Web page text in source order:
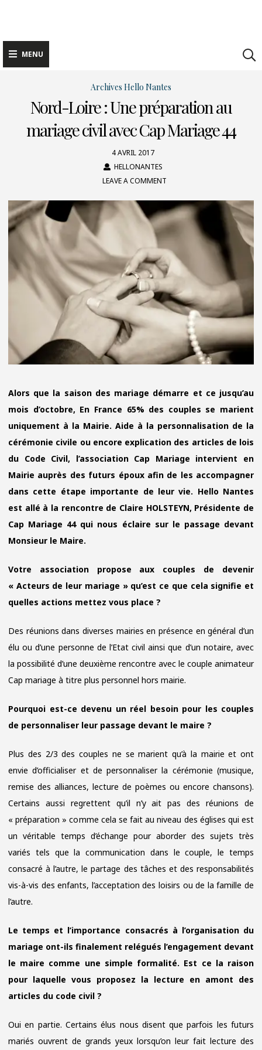
content
MENU
Archives Hello Nantes
Nord-Loire : Une préparation au
mariage civil avec Cap Mariage 44
4 AVRIL 2017
HELLONANTES
LEAVE A COMMENT
LOIRE
:
UNE
PRÉPARATION
AU
MARIAGE
CIVIL
AVEC
MARIAGE
Alors que la saison des mariage démarre et ce jusqu’au
mois d’octobre, En France 65% des couples se marient
uniquement à la Mairie. Aide à la personnalisation de la
cérémonie civile ou encore explication des articles de lois
du Code Civil, l’association Cap Mariage intervient en
Mairie auprès des futurs époux afin de les accompagner
dans cette étape importante de leur vie. Hello Nantes
est allé à la rencontre de Claire HOLSTEYN, Présidente de
Cap Mariage 44 qui nous éclaire sur le passage devant
Monsieur le Maire.
Votre association propose aux couples de devenir
« Acteurs de leur mariage » qu’est ce que cela signifie et
quelles actions mettez vous place ?
Des réunions dans diverses mairies en présence en général d’un
élu ou d’une personne de l’Etat civil ainsi que d’un notaire, avec
la possibilité d’une deuxième rencontre avec le couple animateur
Cap mariage à titre plus personnel hors mairie.
Pourquoi est-ce devenu un réel besoin pour les couples
de personnaliser leur passage devant le maire ?
Plus des 2/3 des couples ne se marient qu’à la mairie et ont
envie d’officialiser et de personnaliser la cérémonie (musique,
remise des alliances, lecture de poèmes ou encore chansons).
Certains aussi regrettent qu’il n’y ait pas des réunions de
« préparation » comme cela se fait au niveau des églises qui est
un véritable temps d’échange pour aborder des sujets très
variés tels que la communication dans le couple, le temps
consacré à l’autre, le partage des tâches et des responsabilités
vis-à-vis des enfants, l’acceptation des loisirs ou de la famille de
l’autre.
Le temps et l’importance consacrés à l’organisation du
mariage ont-ils finalement relégués l’engagement devant
le maire comme une simple formalité. Est ce la raison
pour laquelle vous proposez la lecture en amont des
articles du code civil ?
Oui en partie. Certains élus nous disent que parfois les futurs
mariés ouvrent de grands yeux lorsqu’on leur fait lecture des